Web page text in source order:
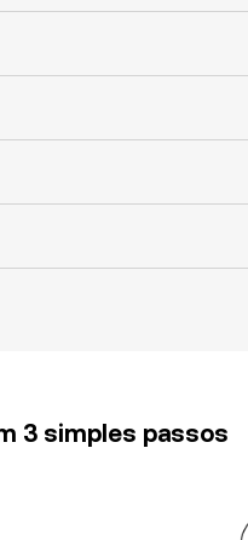
3 simples passos